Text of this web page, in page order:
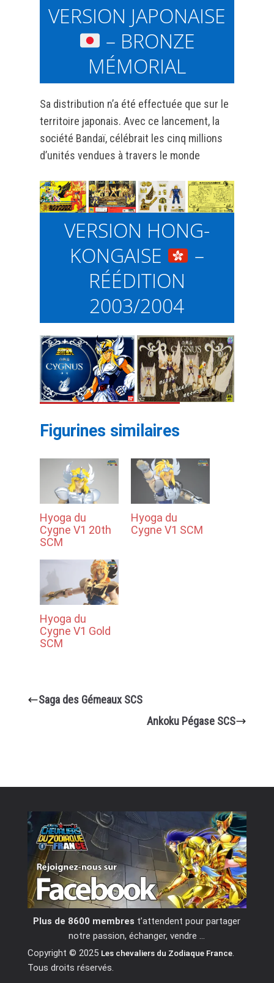
VERSION JAPONAISE
– BRONZE
MÉMORIAL
Sa distribution n’a été effectuée que sur le
territoire japonais. Avec ce lancement, la
société Bandaï, célébrait les cinq millions
d’unités vendues à travers le monde
VERSION HONG-
KONGAISE
–
RÉÉDITION
2003/2004
Figurines similaires
Hyoga du
Cygne V1 20th
SCM
Hyoga du
Cygne V1 SCM
Hyoga du
Cygne V1 Gold
SCM
Saga des Gémeaux SCS
Ankoku Pégase SCS
Plus de 8600 membres t’attendent pour partager
notre passion, échanger, vendre …
Copyright © 2025 Les chevaliers du Zodiaque France.
Tous droits réservés.